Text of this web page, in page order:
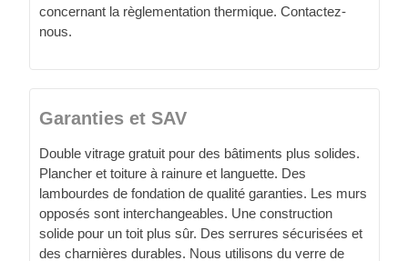
concernant la règlementation thermique. Contactez-
nous.
Garanties et SAV
Double vitrage gratuit pour des bâtiments plus solides.
Plancher et toiture à rainure et languette. Des
lambourdes de fondation de qualité garanties. Les murs
opposés sont interchangeables. Une construction
solide pour un toit plus sûr. Des serrures sécurisées et
des charnières durables. Nous utilisons du verre de